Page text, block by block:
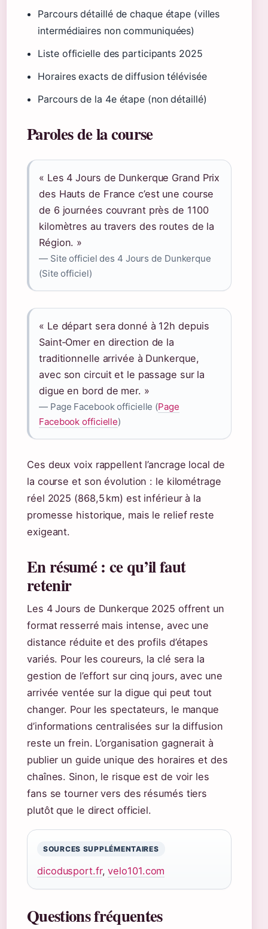
Parcours détaillé de chaque étape (villes
intermédiaires non communiquées)
Liste officielle des participants 2025
Horaires exacts de diffusion télévisée
Parcours de la 4e étape (non détaillé)
Paroles de la course
« Les 4 Jours de Dunkerque Grand Prix
des Hauts de France c’est une course
de 6 journées couvrant près de 1100
kilomètres au travers des routes de la
Région. »
— Site officiel des 4 Jours de Dunkerque
(Site officiel)
« Le départ sera donné à 12h depuis
Saint‑Omer en direction de la
traditionnelle arrivée à Dunkerque,
avec son circuit et le passage sur la
digue en bord de mer. »
— Page Facebook officielle (Page
Facebook officielle)
Ces deux voix rappellent l’ancrage local de
la course et son évolution : le kilométrage
réel 2025 (868,5 km) est inférieur à la
promesse historique, mais le relief reste
exigeant.
En résumé : ce qu’il faut
retenir
Les 4 Jours de Dunkerque 2025 offrent un
format resserré mais intense, avec une
distance réduite et des profils d’étapes
variés. Pour les coureurs, la clé sera la
gestion de l’effort sur cinq jours, avec une
arrivée ventée sur la digue qui peut tout
changer. Pour les spectateurs, le manque
d’informations centralisées sur la diffusion
reste un frein. L’organisation gagnerait à
publier un guide unique des horaires et des
chaînes. Sinon, le risque est de voir les
fans se tourner vers des résumés tiers
plutôt que le direct officiel.
SOURCES SUPPLÉMENTAIRES
dicodusport.fr,velo101.com
Questions fréquentes